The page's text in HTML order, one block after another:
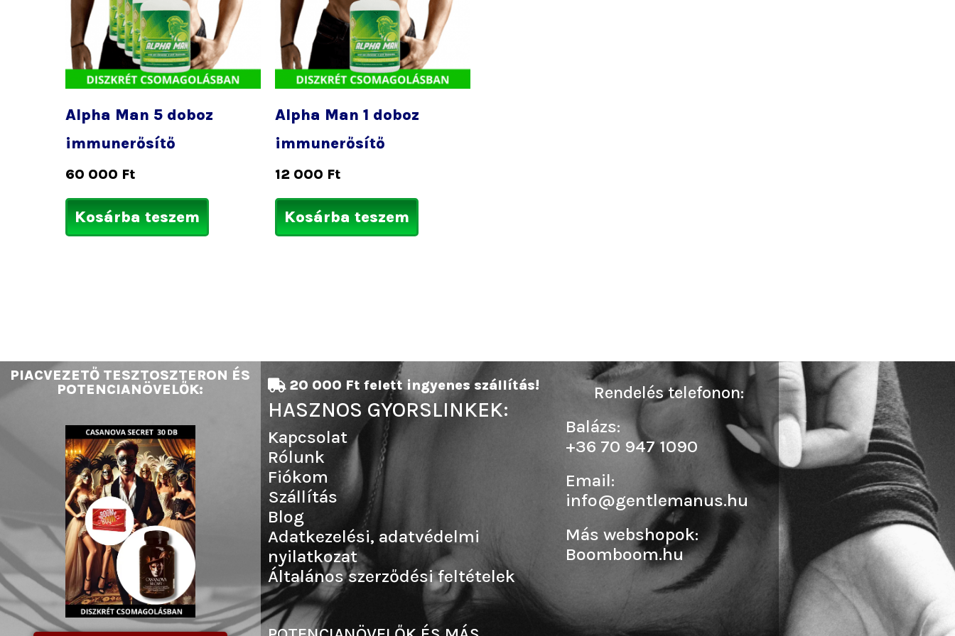
Alpha Man 5 doboz
immunerősítő
60 000 Ft
Kosárba teszem
Alpha Man 1 doboz
immunerősítő
12 000 Ft
Kosárba teszem
PIACVEZETŐ TESZTOSZTERON ÉS
POTENCIANÖVELŐK:
20 000 Ft felett ingyenes szállítás!
HASZNOS GYORSLINKEK:
Kapcsolat
Rólunk
Fiókom
Szállítás
Blog
Adatkezelési, adatvédelmi
nyilatkozat
Általános szerződési feltételek
Rendelés telefonon:
Balázs:
+36 70 947 1090
Email:
info@gentlemanus.hu
Más webshopok:
Boomboom.hu